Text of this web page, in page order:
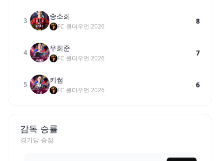
3 송소희
FC 원더우먼 2026
8
4 우희준
FC 원더우먼 2026
7
5 키썸
FC 원더우먼 2026
6
감독 승률
경기당 승점